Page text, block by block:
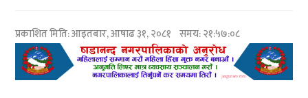
प्रकाशित मिति:आइतबार, आषाढ ३१, २०८१ समय: २१:५७:०८